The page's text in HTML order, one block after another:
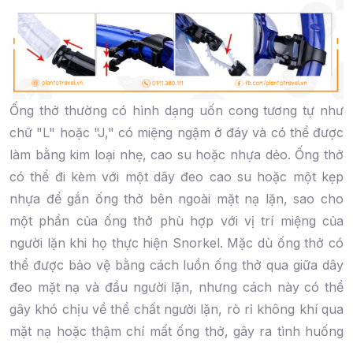
Ống thở thường có hình dạng uốn cong tương tự như
chữ "L" hoặc "J," có miệng ngậm ở đáy và có thể được
làm bằng kim loại nhẹ, cao su hoặc nhựa dẻo. Ống thở
có thể đi kèm với một dây đeo cao su hoặc một kẹp
nhựa để gắn ống thở bên ngoài mặt nạ lặn, sao cho
một phần của ống thở phù hợp với vị trí miệng của
người lặn khi họ thực hiện Snorkel. Mặc dù ống thở có
thể được bảo vệ bằng cách luồn ống thở qua giữa dây
đeo mặt nạ và đầu người lặn, nhưng cách này có thể
gây khó chịu về thể chất người lặn, rò rỉ không khí qua
mặt nạ hoặc thậm chí mất ống thở, gây ra tình huống